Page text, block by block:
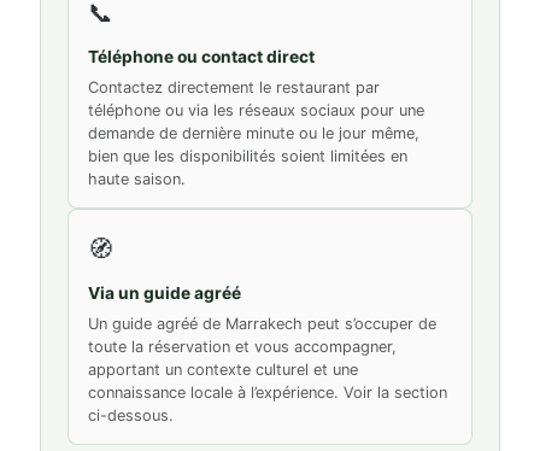
📞
Téléphone ou contact direct
Contactez directement le restaurant par
téléphone ou via les réseaux sociaux pour une
demande de dernière minute ou le jour même,
bien que les disponibilités soient limitées en
haute saison.
🧭
Via un guide agréé
Un guide agréé de Marrakech peut s’occuper de
toute la réservation et vous accompagner,
apportant un contexte culturel et une
connaissance locale à l’expérience. Voir la section
ci-dessous.